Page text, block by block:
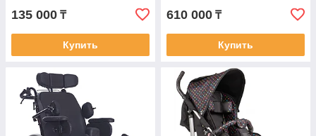
135 000 ₸
Купить
610 000 ₸
Купить